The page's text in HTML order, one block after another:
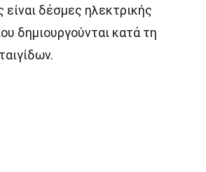
είναι δέσμες ηλεκτρικής
δημιουργούνται κατά τη